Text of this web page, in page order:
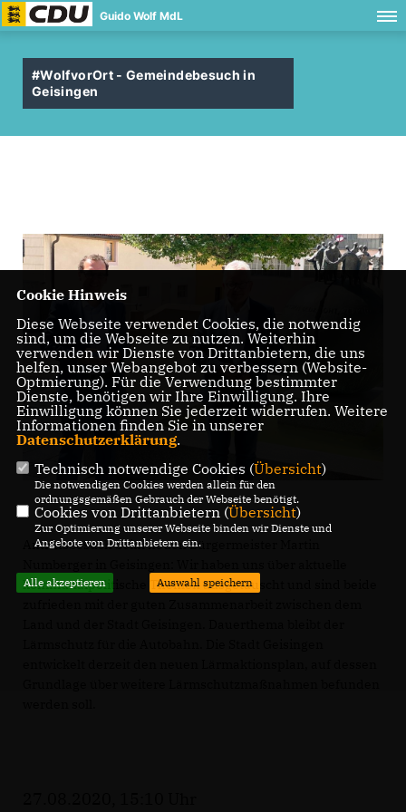
Guido Wolf MdL
#WolfvorOrt - Gemeindebesuch in
Geisingen
Antrittsbesuch beim neuen Bürgermeister Martin
kommunalpolitische Themen ausgetauscht und sind beide
Cookie Hinweis
Diese Webseite verwendet Cookies, die notwendig
sind, um die Webseite zu nutzen. Weiterhin
verwenden wir Dienste von Drittanbietern, die uns
helfen, unser Webangebot zu verbessern (Website-
Optmierung). Für die Verwendung bestimmter
Dienste, benötigen wir Ihre Einwilligung. Ihre
Einwilligung können Sie jederzeit widerrufen. Weitere
Informationen finden Sie in unserer
Datenschutzerklärung.
Technisch notwendige Cookies (Übersicht)
Die notwendigen Cookies werden allein für den
ordnungsgemäßen Gebrauch der Webseite benötigt.
Cookies von Drittanbietern (Übersicht)
Zur Optimierung unserer Webseite binden wir Dienste und
Angebote von Drittanbietern ein.
Alle akzeptieren Auswahl speichern